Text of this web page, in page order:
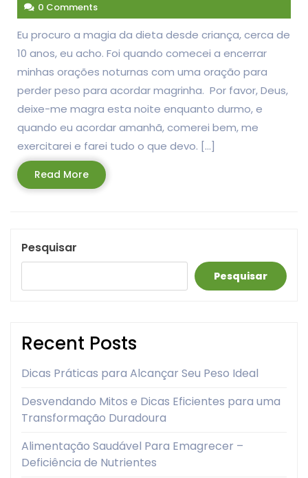
0 Comments
Eu procuro a magia da dieta desde criança, cerca de
10 anos, eu acho. Foi quando comecei a encerrar
minhas orações noturnas com uma oração para
perder peso para acordar magrinha. Por favor, Deus,
deixe-me magra esta noite enquanto durmo, e
quando eu acordar amanhã, comerei bem, me
exercitarei e farei tudo o que devo. […]
Read MoreRead
More
Pesquisar
Pesquisar
Recent Posts
Dicas Práticas para Alcançar Seu Peso Ideal
Desvendando Mitos e Dicas Eficientes para uma
Transformação Duradoura
Alimentação Saudável Para Emagrecer –
Deficiência de Nutrientes